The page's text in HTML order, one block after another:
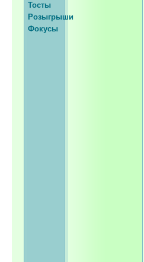
Тосты
Розыгрыши
Фокусы